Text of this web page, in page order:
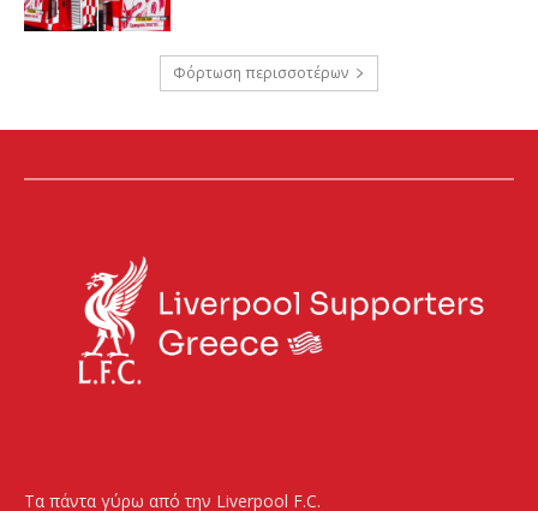
Φόρτωση περισσοτέρων
Τα πάντα γύρω από την Liverpool F.C.